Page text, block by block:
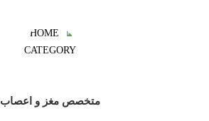
متخصص مغز و اعصاب